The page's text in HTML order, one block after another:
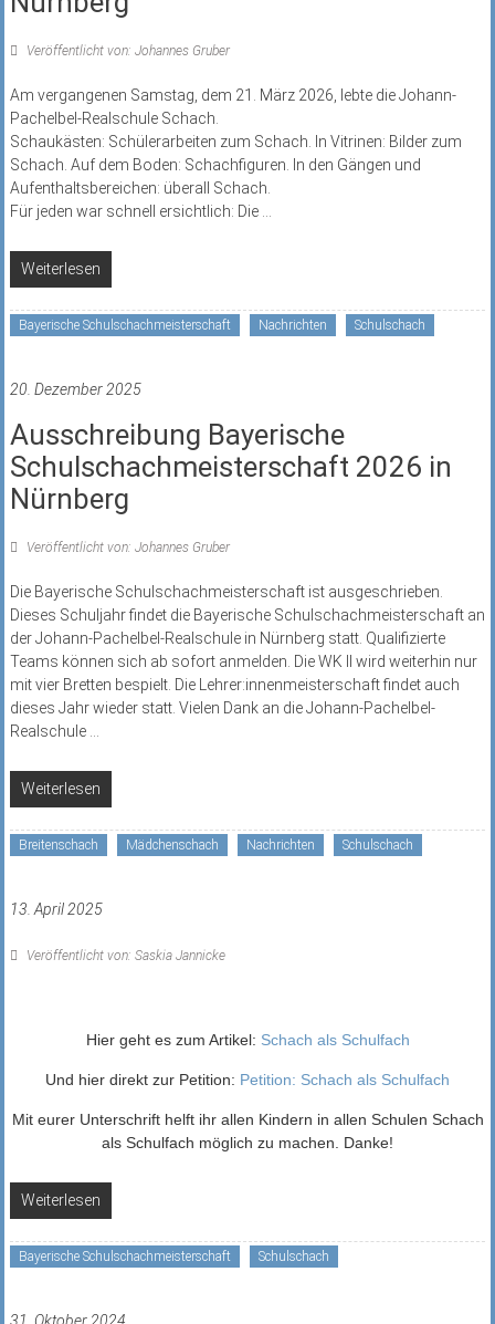
Veröffentlicht von: Johannes Gruber
Am vergangenen Samstag, dem 21. März 2026, lebte die Johann-
Pachelbel-Realschule Schach.
Schaukästen: Schülerarbeiten zum Schach. In Vitrinen: Bilder zum
Schach. Auf dem Boden: Schachfiguren. In den Gängen und
Aufenthaltsbereichen: überall Schach.
Für jeden war schnell ersichtlich: Die
Weiterlesen
Bayerische Schulschachmeisterschaft Nachrichten Schulschach
20. Dezember 2025
Ausschreibung Bayerische
Schulschachmeisterschaft 2026 in
Nürnberg
Veröffentlicht von: Johannes Gruber
Die Bayerische Schulschachmeisterschaft ist ausgeschrieben.
Dieses Schuljahr findet die Bayerische Schulschachmeisterschaft an
der Johann-Pachelbel-Realschule in Nürnberg statt. Qualifizierte
Teams können sich ab sofort anmelden. Die WK II wird weiterhin nur
mit vier Bretten bespielt. Die Lehrer:innenmeisterschaft findet auch
dieses Jahr wieder statt. Vielen Dank an die Johann-Pachelbel-
Realschule
Weiterlesen
Breitenschach Mädchenschach Nachrichten Schulschach
13. April 2025
Veröffentlicht von: Saskia Jannicke
Hier geht es zum Artikel: Schach als Schulfach
Und hier direkt zur Petition: Petition: Schach als Schulfach
Mit eurer Unterschrift helft ihr allen Kindern in allen Schulen Schach
als Schulfach möglich zu machen. Danke!
Weiterlesen
Bayerische Schulschachmeisterschaft Schulschach
31. Oktober 2024